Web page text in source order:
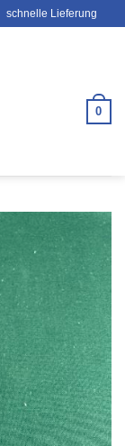
schnelle Lieferung
0